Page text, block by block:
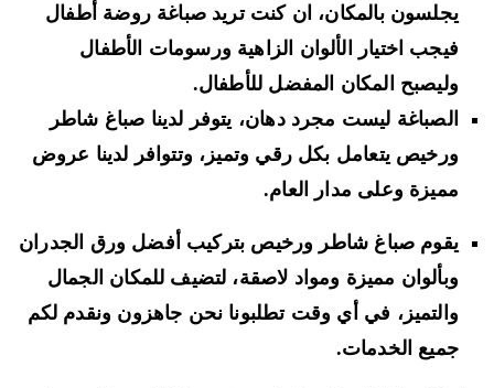
يجلسون بالمكان، ان كنت تريد صباغة روضة أطفال
فيجب اختيار الألوان الزاهية ورسومات الأطفال
وليصبح المكان المفضل للأطفال.
الصباغة ليست مجرد دهان، يتوفر لدينا صباغ شاطر
ورخيص يتعامل بكل رقي وتميز، وتتوافر لدينا عروض
مميزة وعلى مدار العام.
يقوم صباغ شاطر ورخيص بتركيب أفضل ورق الجدران
وبألوان مميزة ومواد لاصقة، لتضيف للمكان الجمال
والتميز، في أي وقت تطلبونا نحن جاهزون ونقدم لكم
جميع الخدمات.